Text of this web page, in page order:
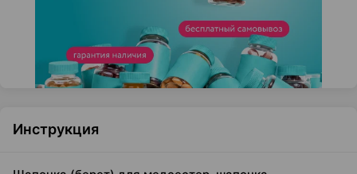
Инструкция